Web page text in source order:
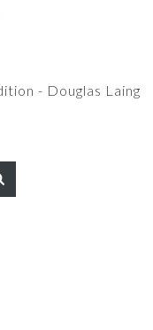
- Douglas Laing